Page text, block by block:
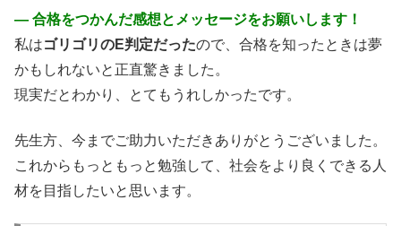
― 合格をつかんだ感想とメッセージをお願いします！
私はゴリゴリのE判定だったので、合格を知ったときは夢
かもしれないと正直驚きました。
現実だとわかり、とてもうれしかったです。
先生方、今までご助力いただきありがとうございました。
これからもっともっと勉強して、社会をより良くできる人
材を目指したいと思います。